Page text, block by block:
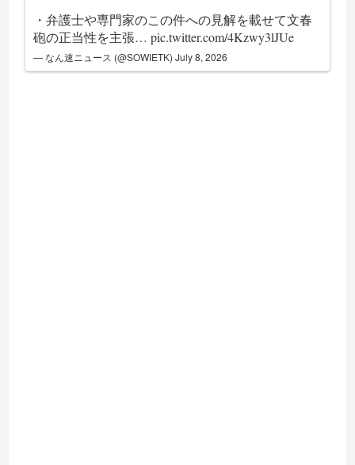
・弁護士や専門家のこの件への見解を載せて文春
砲の正当性を主張…pic.twitter.com/4Kzwy3lJUe
— なん速ニュース (@SOWIETK)July 8, 2026